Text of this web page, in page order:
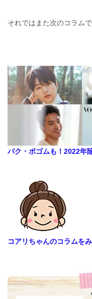
それではまた次のコラム
パク・ボゴムも！2022年
コアリちゃんのコラムを